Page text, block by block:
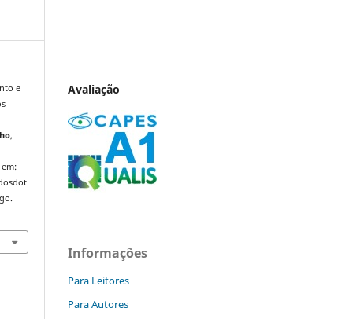
e
,
em:
Avaliação
Informações
Para Leitores
Para Autores